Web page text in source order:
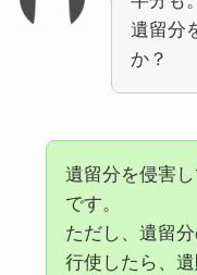
遺留分
か？
遺留分を侵害
です。
ただし、遺留
行使したら、